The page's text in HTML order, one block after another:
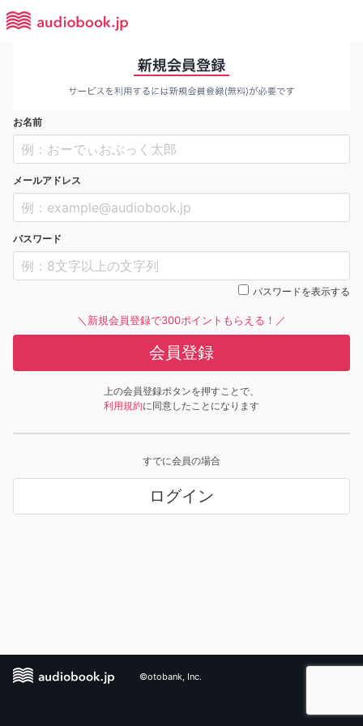
お名前
メールアドレス
パスワード
パスワードを表示する
＼新規会員登録で300ポイントもらえる！／
会員登録
上の会員登録ボタンを押すことで、
利用規約に同意したことになります
すでに会員の場合
ログイン
©otobank, Inc.